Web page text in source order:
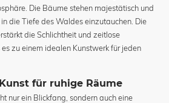
Die Bäume stehen majestätisch und
die Tiefe des Waldes einzutauchen. Die
die Schlichtheit und zeitlose
zu einem idealen Kunstwerk für jeden
für ruhige Räume
nur ein Blickfang, sondern auch eine